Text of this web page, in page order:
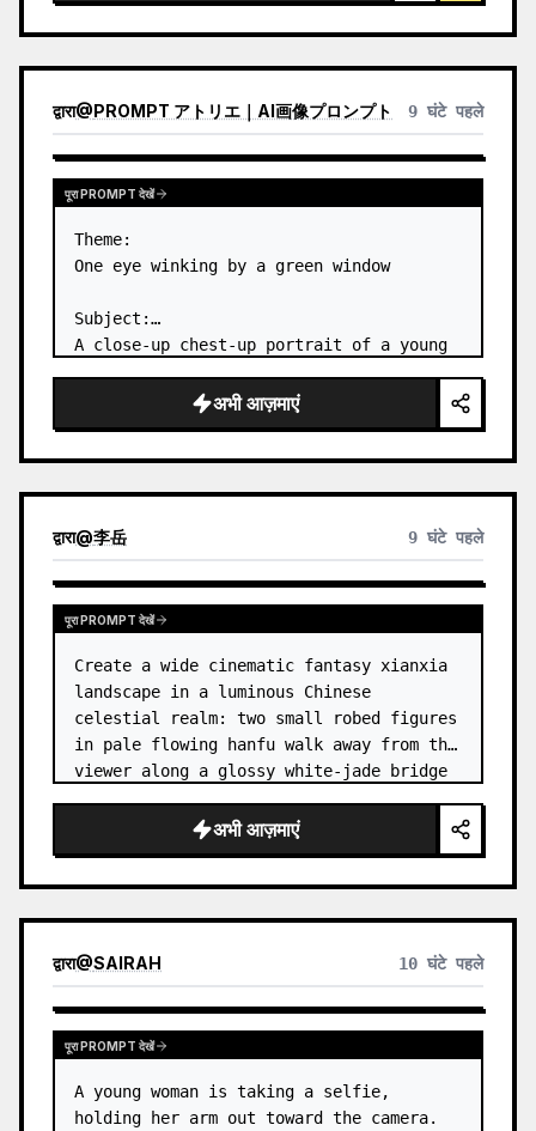
द्वारा@PROMPT アトリエ｜AI画像プロンプト 9 घंटे पहले
पूरा PROMPT देखें
Theme:
One eye winking by a green window
Subject:
A close-up chest-up portrait of a young
leaning her cheek on one hand and
smiling with one eye closed at a wooden
अभी आज़माएं
द्वारा@李岳 9 घंटे पहले
पूरा PROMPT देखें
Create a wide cinematic fantasy xianxia
landscape in a luminous Chinese
celestial realm: two small robed figures
in pale flowing hanfu walk away from the
viewer along a glossy white-jade bridge
rising from a mirror-still l…
अभी आज़माएं
द्वारा@SAIRAH 10 घंटे पहले
पूरा PROMPT देखें
A young woman is taking a selfie,
holding her arm out toward the camera.